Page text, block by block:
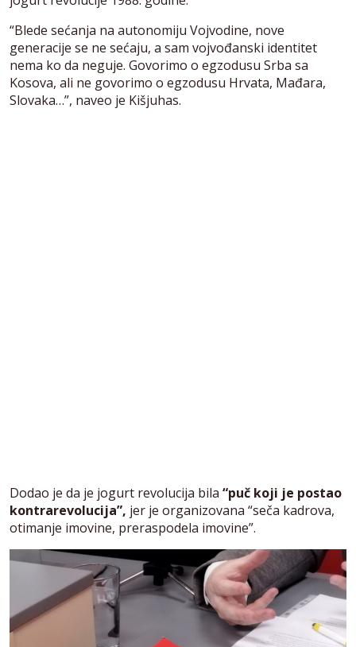
“Blede sećanja na autonomiju Vojvodine, nove
generacije se ne sećaju, a sam vojvođanski identitet
nema ko da neguje. Govorimo o egzodusu Srba sa
Kosova, ali ne govorimo o egzodusu Hrvata, Mađara,
Slovaka…”, naveo je Kišjuhas.
Dodao je da je jogurt revolucija bila “puč koji je postao
kontrarevolucija”, jer je organizovana “seča kadrova,
otimanje imovine, preraspodela imovine”.